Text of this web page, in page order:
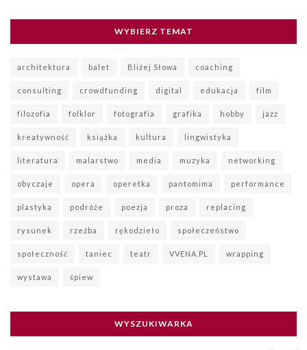
WYBIERZ TEMAT
architektura balet Bliżej Słowa coaching
consulting crowdfunding digital edukacja film
filozofia folklor fotografia grafika hobby jazz
kreatywność książka kultura lingwistyka
literatura malarstwo media muzyka networking
obyczaje opera operetka pantomima performance
plastyka podróże poezja proza replacing
rysunek rzeźba rękodzieło społeczeństwo
społeczność taniec teatr VVENA.PL wrapping
wystawa śpiew
WYSZUKIWARKA